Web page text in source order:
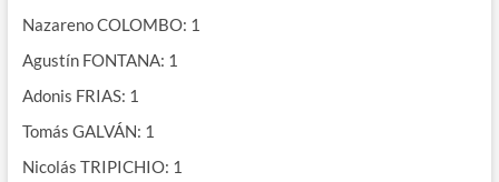
Nazareno COLOMBO: 1
Agustín FONTANA: 1
Adonis FRIAS: 1
Tomás GALVÁN: 1
Nicolás TRIPICHIO: 1